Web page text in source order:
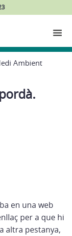
Ambient
en una web
per a que hi
altra pestanya,